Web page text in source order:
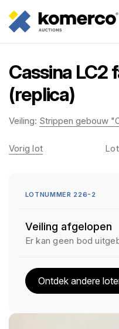
Cassina LC2
(replica)
Veiling: Strippen gebouw
Vorig lot
LOTNUMMER 226-2
Veiling afgelopen
Er kan geen bod
Ontdek andere